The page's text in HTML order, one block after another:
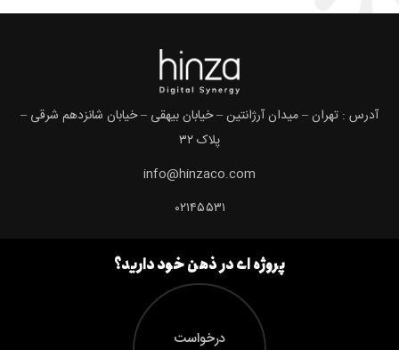
آدرس : تهران – میدان آرژانتین – خیابان بیهقی – خیابان شانزدهم شرقی –
پلاک ۳۲
info@hinzaco.com
۰۲۱۴۵۵۳۱
پروژه ای در ذهن خود دارید؟
درخواست